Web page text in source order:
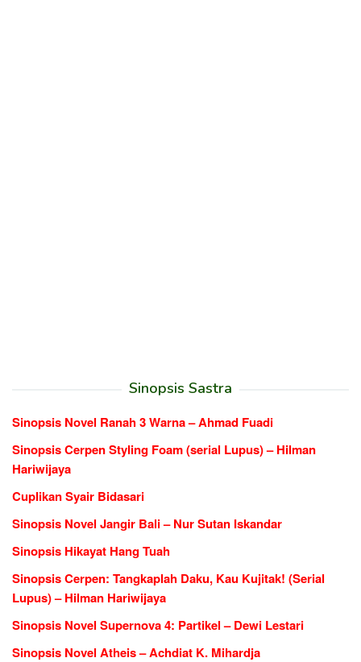
Sinopsis Sastra
Sinopsis Novel Ranah 3 Warna – Ahmad Fuadi
Sinopsis Cerpen Styling Foam (serial Lupus) – Hilman
Hariwijaya
Cuplikan Syair Bidasari
Sinopsis Novel Jangir Bali – Nur Sutan Iskandar
Sinopsis Hikayat Hang Tuah
Sinopsis Cerpen: Tangkaplah Daku, Kau Kujitak! (Serial
Lupus) – Hilman Hariwijaya
Sinopsis Novel Supernova 4: Partikel – Dewi Lestari
Sinopsis Novel Atheis – Achdiat K. Mihardja